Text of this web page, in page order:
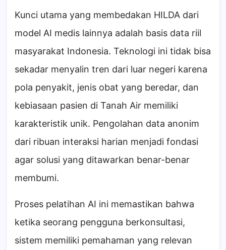
Kunci utama yang membedakan HILDA dari
model AI medis lainnya adalah basis data riil
masyarakat Indonesia. Teknologi ini tidak bisa
sekadar menyalin tren dari luar negeri karena
pola penyakit, jenis obat yang beredar, dan
kebiasaan pasien di Tanah Air memiliki
karakteristik unik. Pengolahan data anonim
dari ribuan interaksi harian menjadi fondasi
agar solusi yang ditawarkan benar-benar
membumi.
Proses pelatihan AI ini memastikan bahwa
ketika seorang pengguna berkonsultasi,
sistem memiliki pemahaman yang relevan